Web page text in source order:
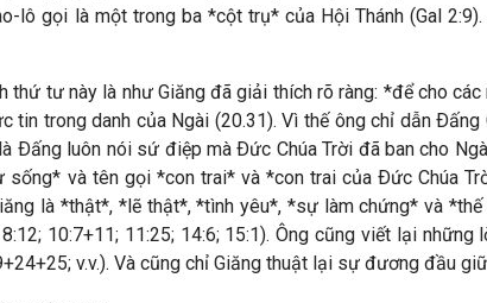
lô gọi là một trong ba *cột trụ* của Hội Thánh (Gal
thứ tư này là như Giăng đã giải thích rõ ràng: *để cho
trong danh của Ngài (20.31). Vì thế ông chỉ dẫn
Ðấng luôn nói sứ điệp mà Ðức Chúa Trời đã ban cho
sống* và tên gọi *con trai* và *con trai của Ðức Chúa
là *thật*, *lẽ thật*, *tình yêu*, *sự làm chứng* và
10:7+11; 11:25; 14:6; 15:1). Ông cũng viết lại
v.v.). Và cũng chỉ Giăng thuật lại sự đương đầu